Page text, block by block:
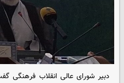
دبیر شورای عالی انقلاب فرهنگی